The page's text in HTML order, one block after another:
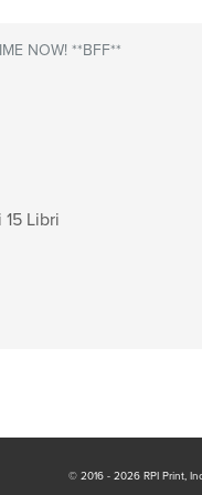
NOW! **BFF**
15 Libri
© 2016 - 2026 RPI Print,